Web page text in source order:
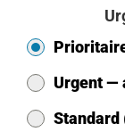
Urgent —
Standard